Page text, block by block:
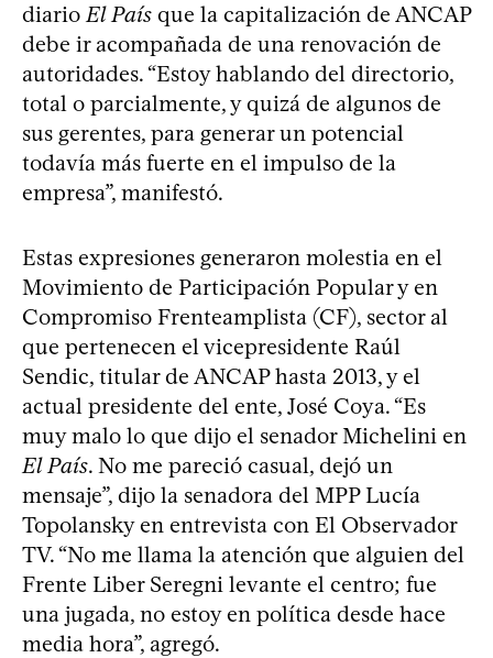
diarioEl País que la capitalización de ANCAP
debe ir acompañada de una renovación de
autoridades. “Estoy hablando del directorio,
total o parcialmente, y quizá de algunos de
sus gerentes, para generar un potencial
todavía más fuerte en el impulso de la
empresa”, manifestó.
Estas expresiones generaron molestia en el
Movimiento de Participación Popular y en
Compromiso Frenteamplista (CF), sector al
que pertenecen el vicepresidente Raúl
Sendic, titular de ANCAP hasta 2013, y el
actual presidente del ente, José Coya. “Es
muy malo lo que dijo el senador Michelini en
El País. No me pareció casual, dejó un
mensaje”, dijo la senadora del MPP Lucía
Topolansky en entrevista con El Observador
TV. “No me llama la atención que alguien del
Frente Liber Seregni levante el centro; fue
una jugada, no estoy en política desde hace
media hora”, agregó.